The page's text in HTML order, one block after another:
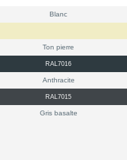
Blanc
Ton pierre
RAL7016
Anthracite
RAL7015
Gris basalte